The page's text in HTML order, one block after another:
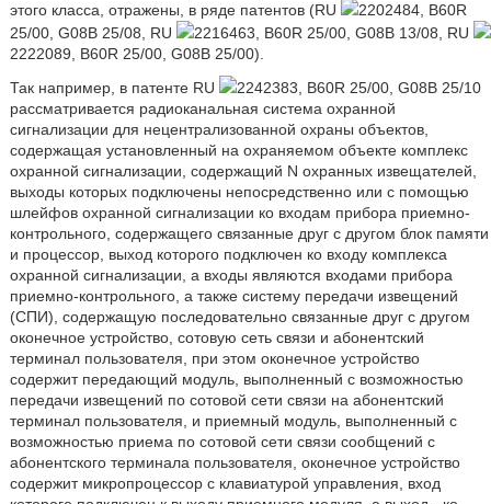
этого класса, отражены, в ряде патентов (RU
2202484, B60R
25/00, G08B 25/08, RU
2216463, B60R 25/00, G08B 13/08, RU
2222089, B60R 25/00, G08B 25/00).
Так например, в патенте RU
2242383, B60R 25/00, G08B 25/10
рассматривается радиоканальная система охранной
сигнализации для нецентрализованной охраны объектов,
содержащая установленный на охраняемом объекте комплекс
охранной сигнализации, содержащий N охранных извещателей,
выходы которых подключены непосредственно или с помощью
шлейфов охранной сигнализации ко входам прибора приемно-
контрольного, содержащего связанные друг с другом блок памяти
и процессор, выход которого подключен ко входу комплекса
охранной сигнализации, а входы являются входами прибора
приемно-контрольного, а также систему передачи извещений
(СПИ), содержащую последовательно связанные друг с другом
оконечное устройство, сотовую сеть связи и абонентский
терминал пользователя, при этом оконечное устройство
содержит передающий модуль, выполненный с возможностью
передачи извещений по сотовой сети связи на абонентский
терминал пользователя, и приемный модуль, выполненный с
возможностью приема по сотовой сети связи сообщений с
абонентского терминала пользователя, оконечное устройство
содержит микропроцессор с клавиатурой управления, вход